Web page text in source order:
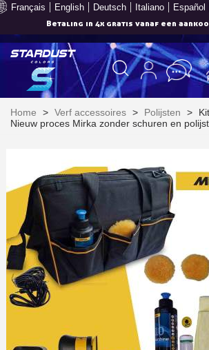
Français English Deutsch Italiano Español
Betaling in 4x gratis vanaf een
Schrijf je in voor de
Levering binnen 48-72 uur in
Betaling in 4x gratis vanaf een
Je online offerte in minder
Deel je creaties en ontvang
Verzamel loyaliteitspunten bij
Retourneer producten binnen
5€ korting op de eerste
Home > Verf accessoires > Polijsten >
Nieuw proces Mirka zonder schuren en